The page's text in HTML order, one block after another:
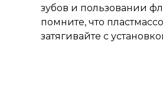
зубов и пользовании
помните, что
затягивайте с